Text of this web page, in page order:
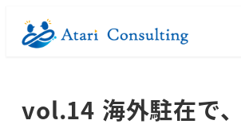
vol.14 海外駐在で